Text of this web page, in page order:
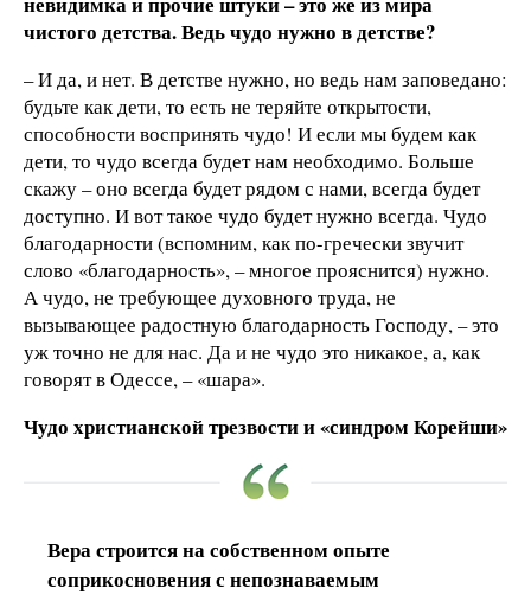
чистого детства. Ведь чудо нужно в детстве?
– И да, и нет. В детстве нужно, но ведь нам заповедано:
будьте как дети, то есть не теряйте открытости,
способности воспринять чудо! И если мы будем как
дети, то чудо всегда будет нам необходимо. Больше
скажу – оно всегда будет рядом с нами, всегда будет
доступно. И вот такое чудо будет нужно всегда. Чудо
благодарности (вспомним, как по-гречески звучит
слово «благодарность», – многое прояснится) нужно.
А чудо, не требующее духовного труда, не
вызывающее радостную благодарность Господу, – это
уж точно не для нас. Да и не чудо это никакое, а, как
говорят в Одессе, – «шара».
Чудо христианской трезвости и «синдром Корейши»
Вера строится на собственном опыте
соприкосновения с непознаваемым